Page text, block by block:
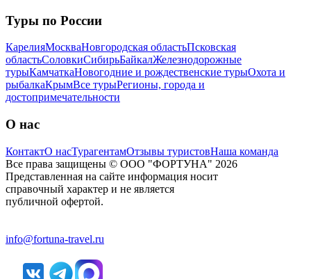
Туры по России
КарелияМоскваНовгородская областьПсковская
областьСоловкиСибирьБайкалЖелезнодорожные
турыКамчаткаНовогодние и рождественские турыОхота и
рыбалкаКрымВсе турыРегионы, города и
достопримечательности
О нас
КонтактО насТурагентамОтзывы туристовНаша команда
Все права защищены © ООО "ФОРТУНА" 2026
Представленная на сайте информация носит
справочный характер и не является
публичной офертой.
info@fortuna-travel.ru